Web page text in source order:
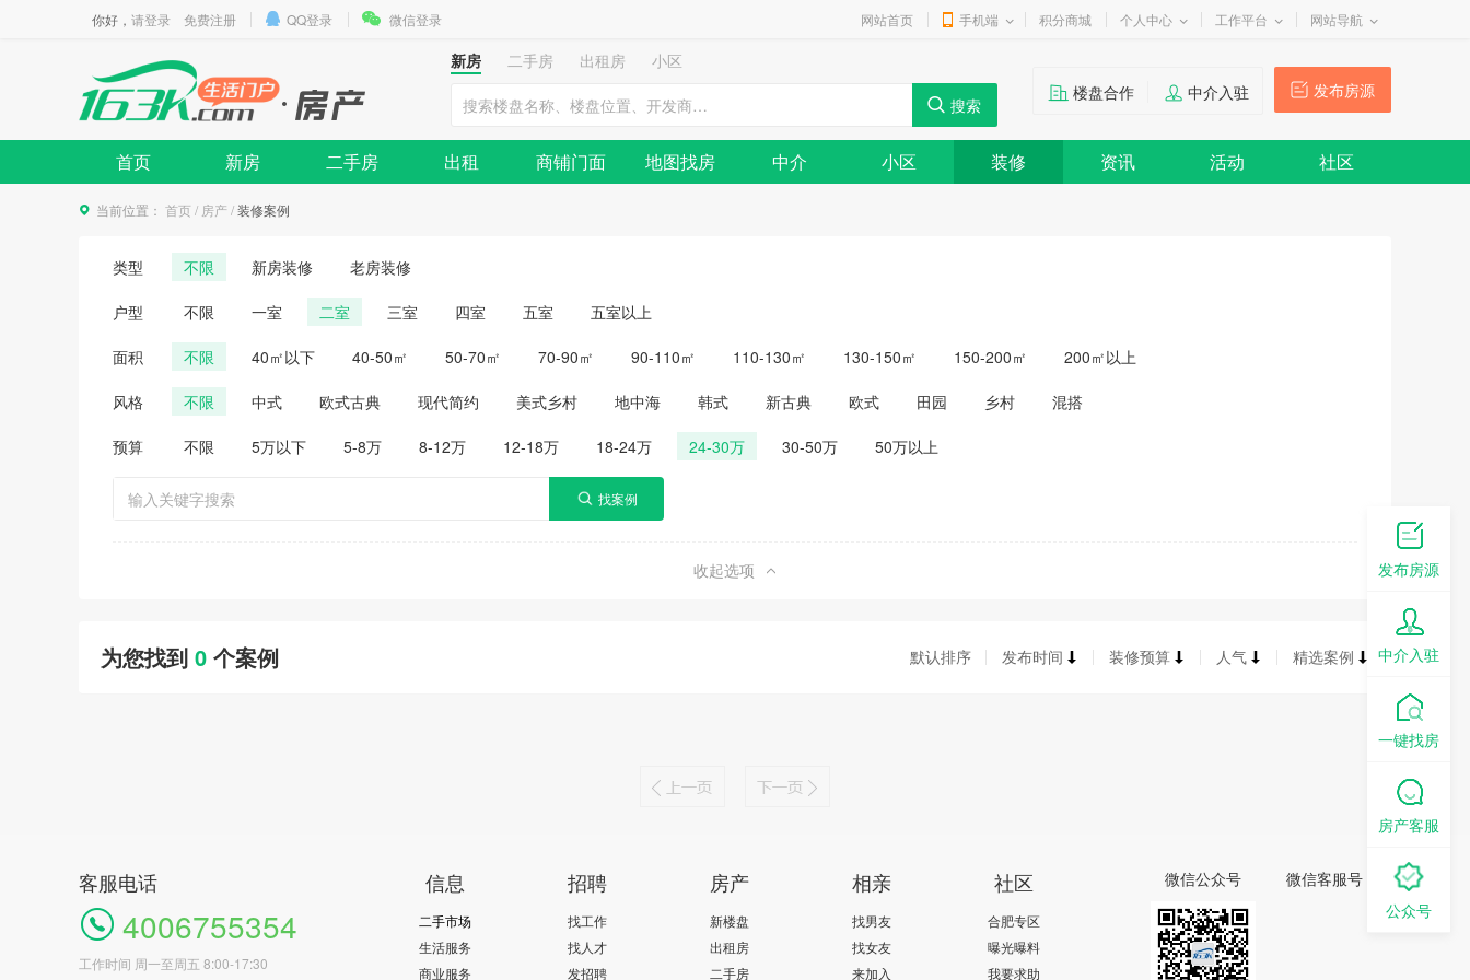
你好， 请登录 免费注册 QQ登录 微信登录 网站首页 手机端 积分商城 个人中心 工作平台 网站导航
新房 二手房 出租房
小区
发布房源
楼盘合作 中介入驻
首页 新房 二手房 出租 商铺门面 地图找房 中介 小区 装修 资讯 活动 社区
当前位置： 首页 / 房产/装修案例
类型 不限 新房装修 老房装修
户型 不限 一室 二室 三室 四室 五室 五室以上
面积 不限 40㎡以下 40-50㎡ 50-70㎡ 70-90㎡ 90-110㎡ 110-130㎡ 130-150㎡ 150-200㎡ 200㎡以上
风格 不限 中式 欧式古典 现代简约 美式乡村 地中海 韩式 新古典 欧式 田园 乡村 混搭
预算 不限 5万以下 5-8万 8-12万 12-18万 18-24万 24-30万 30-50万 50万以上
收起选项
默认排序 发布时间 装修预算 人气 精选案例
为您找到 0 个案例
客服电话
4006755354
工作时间 周一至周五 8:00-17:30
信息
二手市场
生活服务
商业服务
招聘
找工作
找人才
发招聘
房产
新楼盘
出租房
二手房
相亲
找男友
找女友
来加入
社区
合肥专区
曝光曝料
我要求助
微信公众号 微信客服号
发布房源
中介入驻
一键找房
房产客服
公众号